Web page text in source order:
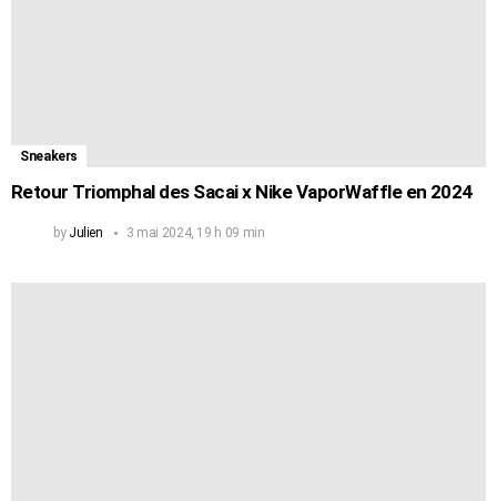
Sneakers
Retour Triomphal des Sacai x Nike VaporWaffle en 2024
by Julien 3 mai 2024, 19 h 09 min